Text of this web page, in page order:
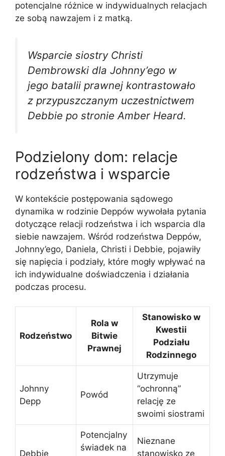
potencjalne różnice w indywidualnych relacjach
ze sobą nawzajem i z matką.
Wsparcie siostry Christi
Dembrowski dla Johnny’ego w
jego batalii prawnej kontrastowało
z przypuszczanym uczestnictwem
Debbie po stronie Amber Heard.
Podzielony dom: relacje
rodzeństwa i wsparcie
W kontekście postępowania sądowego
dynamika w rodzinie Deppów wywołała pytania
dotyczące relacji rodzeństwa i ich wsparcia dla
siebie nawzajem. Wśród rodzeństwa Deppów,
Johnny’ego, Daniela, Christi i Debbie, pojawiły
się napięcia i podziały, które mogły wpływać na
ich indywidualne doświadczenia i działania
podczas procesu.
Rodzeństwo
Rola w
Bitwie
Prawnej
Stanowisko w
Kwestii
Podziału
Rodzinnego
Johnny
Depp
Powód
Utrzymuje
“ochronną”
relację ze
swoimi siostrami
Debbie
Potencjalny
świadek na
Nieznane
stanowisko ze